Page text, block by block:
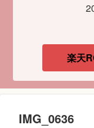
楽天
IMG_0636